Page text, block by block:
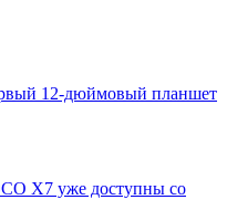
12-дюймовый планшет
X7 уже доступны со